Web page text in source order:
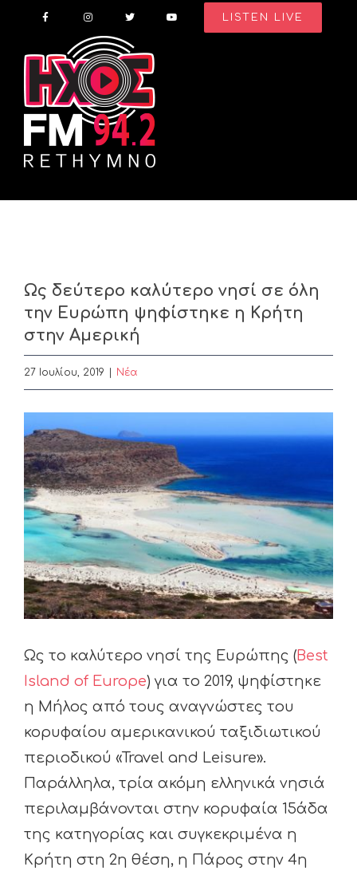
content
LISTEN LIVE
Ως δεύτερο καλύτερο νησί σε όλη
την Ευρώπη ψηφίστηκε η Κρήτη
στην Αμερική
27 Ιουλίου, 2019 Nέα
View
Larger
Image
Ως το καλύτερο νησί της Ευρώπης (Best
Island of Europe) για το 2019, ψηφίστηκε
η Μήλος από τους αναγνώστες του
κορυφαίου αμερικανικού ταξιδιωτικού
περιοδικού «Travel and Leisure».
Παράλληλα, τρία ακόμη ελληνικά νησιά
περιλαμβάνονται στην κορυφαία 15άδα
της κατηγορίας και συγκεκριμένα η
Κρήτη στη 2η θέση, η Πάρος στην 4η